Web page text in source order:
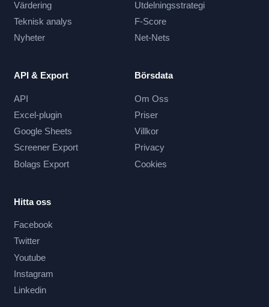
Värdering
Teknisk analys
Nyheter
Utdelningsstrategi
F-Score
Net-Nets
API & Export
API
Excel-plugin
Google Sheets
Screener Export
Bolags Export
Börsdata
Om Oss
Priser
Villkor
Privacy
Cookies
Hitta oss
Facebook
Twitter
Youtube
Instagram
Linkedin